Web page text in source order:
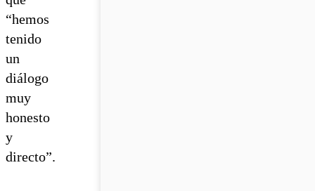
“hemos
tenido
un
diálogo
muy
honesto
y
directo”.